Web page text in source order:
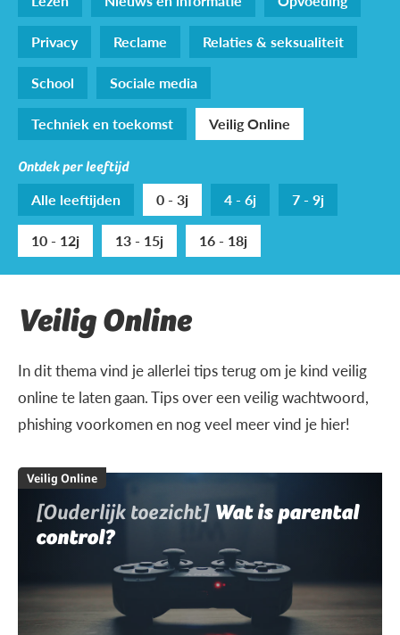
Privacy
Reclame
Relaties & seksualiteit
School
Sociale media
Techniek en toekomst
Veilig Online
Ontdek per leeftijd
Alle leeftijden 0 - 3j 4 - 6j
7 - 9j
10 - 12j
13 - 15j 16 - 18j
Veilig Online
In dit thema vind je allerlei tips terug om je kind veilig
online te laten gaan. Tips over een veilig wachtwoord,
phishing voorkomen en nog veel meer vind je hier!
Veilig Online
[Ouderlijk toezicht] Wat is parental
control?